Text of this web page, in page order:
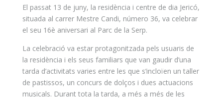
El passat 13 de juny, la residència i centre de dia Jericó,
situada al carrer Mestre Candi, número 36, va celebrar
el seu 16è aniversari al Parc de la Serp.
La celebració va estar protagonitzada pels usuaris de
la residència i els seus familiars que van gaudir d’una
tarda d’activitats varies entre les que s’incloïen un taller
de pastissos, un concurs de dolços i dues actuacions
musicals. Durant tota la tarda, a més a més de les